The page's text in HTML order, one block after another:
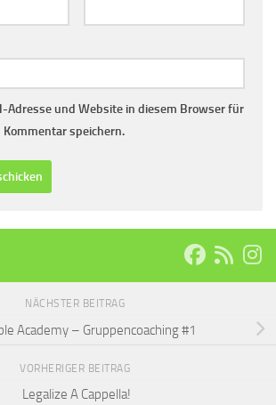
Adresse und Website in diesem Browser für
speichern.
NÄCHSTER BEITRAG
Academy – Gruppencoaching #1
VORHERIGER BEITRAG
Legalize A Cappella!